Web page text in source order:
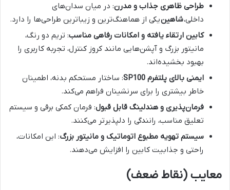
طراحی ظاهری جذاب و مدرن: در میان سدان‌های
داخلی،شاهینیکی از هماهنگ‌ترین و زیباترین طراحی‌ها را دارد.
کابین ارتقاء یافته و امکانات رفاهی مناسب: تریم دو رنگ،
مانیتور بزرگ و آپشن‌هایی مانند کروز کنترل، تجربه کاربری را
بهبود بخشیده‌اند.
ایمنی بالای پلتفرم SP100
: ساختار مستحکم بدنه، اطمینان
خاطر بیشتری را برای سرنشینان فراهم می‌کند.
فرمان‌پذیری و هندلینگ قابل قبول: فرمان کمکی برقی و سیستم
تعلیق مناسب، رانندگی را دلپذیرتر می‌کنند.
سیستم تهویه مطبوع اتوماتیک و مانیتور بزرگ: این امکانات،
راحتی و جذابیت کابین را افزایش می‌دهند.
معایب (نقاط ضعف)